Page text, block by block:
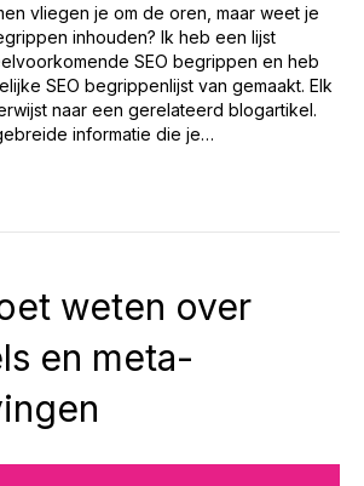
vliegen je om de oren, maar weet je
inhouden? Ik heb een lijst
SEO begrippen en heb
SEO begrippenlijst van gemaakt. Elk
naar een gerelateerd blogartikel.
informatie die je…
weten over
en meta-